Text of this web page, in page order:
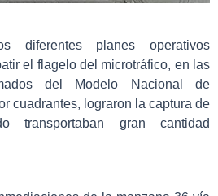
diferentes planes operativos
el flagelo del microtráfico, en las
del Modelo Nacional de
cuadrantes, lograron la captura de
transportaban gran cantidad